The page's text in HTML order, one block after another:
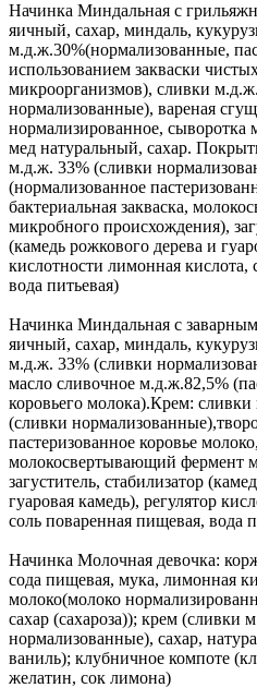
Начинка Миндальная с
яичный, сахар, миндаль,
м.д.ж.30%(нормализованные,
использованием закваски
микроорганизмов), сливки
нормализованные), вареная
нормализированное, сыворотка
мед натуральный, сахар.
м.д.ж. 33% (сливки
(нормализованное
бактериальная закваска,
микробного происхождения),
(камедь рожкового дерева и
кислотности лимонная кислота,
вода питьевая)
Начинка Миндальная с
яичный, сахар, миндаль,
м.д.ж. 33% (сливки
масло сливочное м.д.ж.82,5%
коровьего молока).Крем:
(сливки
пастеризованное коровье
молокосвертывающий фермент
загуститель, стабилизатор
гуаровая камедь), регулятор
соль поваренная пищевая, вода
Начинка Молочная девочка:
сода пищевая, мука, лимонная
молоко(молоко
сахар (сахароза)); крем (сливки
нормализованные), сахар,
ваниль); клубничное компоте
желатин, сок лимона)